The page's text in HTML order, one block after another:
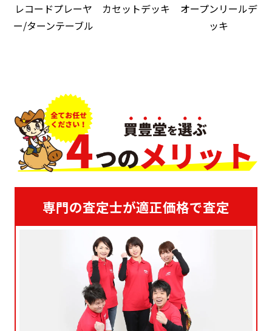
レコードプレーヤ
ー/ターンテーブル
カセットデッキ
オープンリールデ
ッキ
専門の査定士が適正価格で査定